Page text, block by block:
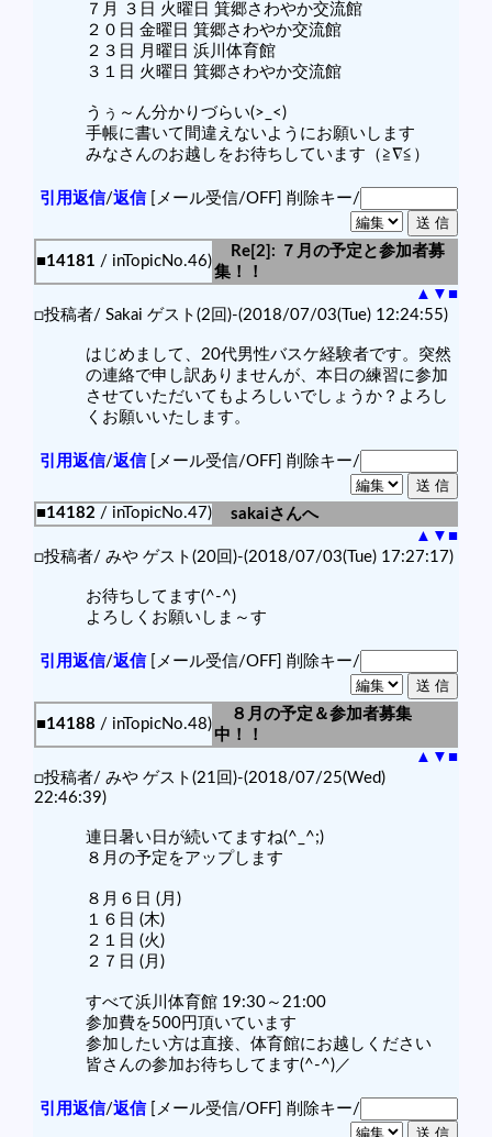
７月 ３日 火曜日 箕郷さわやか交流館
２０日 金曜日 箕郷さわやか交流館
２３日 月曜日 浜川体育館
３１日 火曜日 箕郷さわやか交流館
うぅ～ん分かりづらい(>_<)
手帳に書いて間違えないようにお願いします
みなさんのお越しをお待ちしています（≧∇≦）
引用返信/返信[メール受信/OFF] 削除キー/
■14181 / inTopicNo.46)
Re[2]: ７月の予定と参加者募
集！！
▲ ▼ ■
□投稿者/ Sakai ゲスト(2回)-(2018/07/03(Tue) 12:24:55)
はじめまして、20代男性バスケ経験者です。突然
の連絡で申し訳ありませんが、本日の練習に参加
させていただいてもよろしいでしょうか？よろし
くお願いいたします。
引用返信/返信[メール受信/OFF] 削除キー/
■14182 / inTopicNo.47)
sakaiさんへ
▲ ▼ ■
□投稿者/ みや ゲスト(20回)-(2018/07/03(Tue) 17:27:17)
お待ちしてます(^-^)
よろしくお願いしま～す
引用返信/返信[メール受信/OFF] 削除キー/
■14188 / inTopicNo.48)
８月の予定＆参加者募集
中！！
▲ ▼ ■
□投稿者/ みや ゲスト(21回)-(2018/07/25(Wed)
22:46:39)
連日暑い日が続いてますね(^_^;)
８月の予定をアップします
８月６日 (月)
１６日 (木)
２１日 (火)
２７日 (月)
すべて浜川体育館 19:30～21:00
参加費を500円頂いています
参加したい方は直接、体育館にお越しください
皆さんの参加お待ちしてます(^-^)／
引用返信/返信[メール受信/OFF] 削除キー/